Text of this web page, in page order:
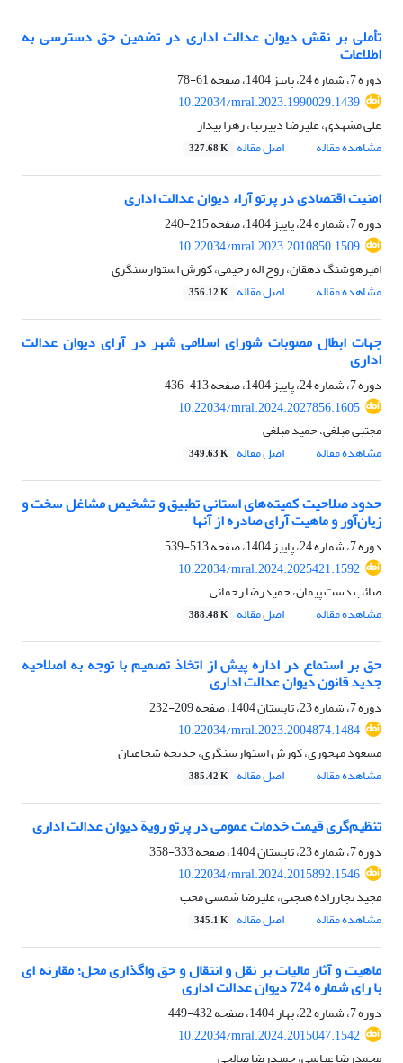
تأملی بر نقش دیوان عدالت اداری در تضمین حق دسترسی به
اطلاعات
دوره 7، شماره 24، پاییز 1404، صفحه
61-78
10.22034/mral.2023.1990029.1439
علی مشهدی، علیرضا دبیرنیا، زهرا بیدار
مشاهده مقاله
اصل مقاله 327.68 K
امنیت اقتصادی در پرتو آراء دیوان عدالت اداری
دوره 7، شماره 24، پاییز 1404، صفحه
215-240
10.22034/mral.2023.2010850.1509
امیرهوشنگ دهقان، روح اله رحیمی، کورش استوارسنگری
مشاهده مقاله
اصل مقاله 356.12 K
جهات ابطال مصوبات شورای اسلامی شهر در آرای دیوان عدالت
اداری
دوره 7، شماره 24، پاییز 1404، صفحه
413-436
10.22034/mral.2024.2027856.1605
مجتبی مبلغی، حمید مبلغی
مشاهده مقاله
اصل مقاله 349.63 K
حدود صلاحیت کمیته‌های استانی تطبیق و تشخیص مشاغل سخت و
زیان‌آور و ماهیت آرای صادره از آنها
دوره 7، شماره 24، پاییز 1404، صفحه
513-539
10.22034/mral.2024.2025421.1592
صائب دست پیمان، حمیدرضا رحمانی
مشاهده مقاله
اصل مقاله 388.48 K
حق بر استماع در اداره پیش از اتخاذ تصمیم با توجه به اصلاحیه
جدید قانون دیوان عدالت اداری
دوره 7، شماره 23، تابستان 1404، صفحه
209-232
10.22034/mral.2023.2004874.1484
مسعود مهجوری، کورش استوارسنگری، خدیجه شجاعیان
مشاهده مقاله
اصل مقاله 385.42 K
تنظیم‌گری قیمت خدمات عمومی در پرتو رویة دیوان عدالت اداری
دوره 7، شماره 23، تابستان 1404، صفحه
333-358
10.22034/mral.2024.2015892.1546
مجید نجارزاده هنجنی، علیرضا شمسی محب
مشاهده مقاله
اصل مقاله 345.1 K
ماهیت و آثار مالیات بر نقل و انتقال و حق واگذاری محل؛ مقارنه ای
با رای شماره 724 دیوان عدالت اداری
دوره 7، شماره 22، بهار 1404، صفحه
432-449
10.22034/mral.2024.2015047.1542